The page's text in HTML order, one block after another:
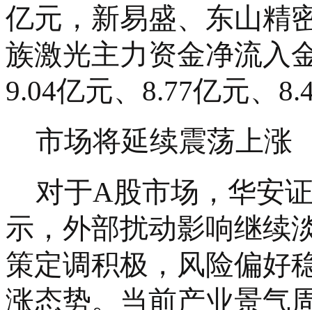
亿元，新易盛、东山精
族激光主力资金净流入
9.04亿元、8.77亿元、
市场将延续震荡上涨
对于A股市场，华安
示，外部扰动影响继续
策定调积极，风险偏好
涨态势。当前产业景气